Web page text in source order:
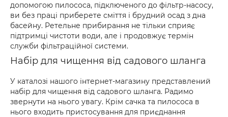
допомогою пилососа, підключеного до фільтр-насосу,
ви без праці приберете сміття і брудний осад з дна
басейну. Ретельне прибирання не тільки сприяє
підтримці чистоти води, але і продовжує термін
служби фільтраційної системи.
Набір для чищення від садового шланга
У каталозі нашого інтернет-магазину представлений
набір для чищення від садового шланга. Радимо
звернути на нього увагу. Крім сачка та пилососа в
нього входить пристосування для приєднання